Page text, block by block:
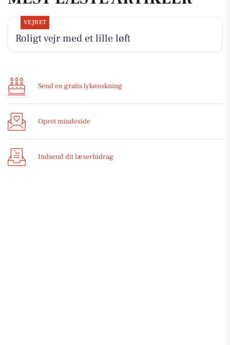
VEJRET
Roligt vejr med et lille løft
Send en gratis lykønskning
Opret mindeside
Indsend dit læserbidrag